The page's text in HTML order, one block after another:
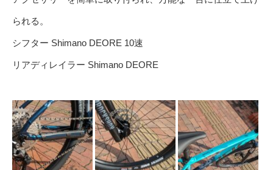
られる。
シフター Shimano DEORE 10速
リアディレイラー Shimano DEORE